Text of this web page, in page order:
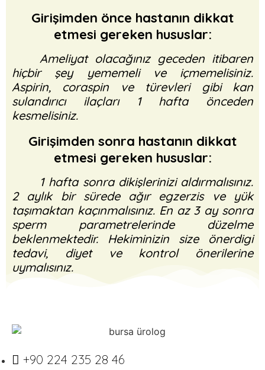
Girişimden önce hastanın dikkat
etmesi gereken hususlar:
Ameliyat olacağınız geceden itibaren
hiçbir şey yememeli ve içmemelisiniz.
Aspirin, coraspin ve türevleri gibi kan
sulandırıcı ilaçları 1 hafta önceden
kesmelisiniz.
Girişimden sonra hastanın dikkat
etmesi gereken hususlar:
1 hafta sonra dikişlerinizi aldırmalısınız.
2 aylık bir sürede ağır egzerzis ve yük
taşımaktan kaçınmalısınız. En az 3 ay sonra
sperm parametrelerinde düzelme
beklenmektedir. Hekiminizin size önerdigi
tedavi, diyet ve kontrol önerilerine
uymalısınız.
+90 224 235 28 46